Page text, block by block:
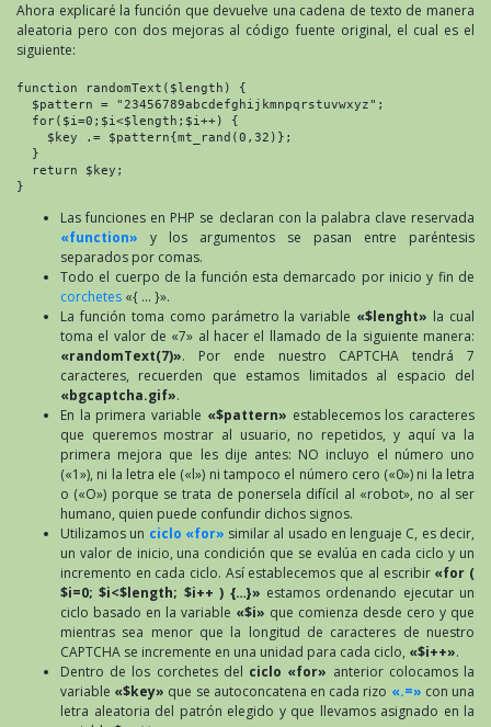
Ahora explicaré la función que devuelve una cadena de texto de manera
aleatoria pero con dos mejoras al código fuente original, el cual es el
siguiente:
function randomText($length) {
$pattern = "23456789abcdefghijkmnpqrstuvwxyz";
for($i=0;$i<$length;$i++) {
$key .= $pattern{mt_rand(0,32)};
}
return $key;
}
Las funciones en PHP se declaran con la palabra clave reservada
«function» y los argumentos se pasan entre paréntesis
separados por comas.
Todo el cuerpo de la función esta demarcado por inicio y fin de
corchetes «{ … }».
La función toma como parámetro la variable «$lenght» la cual
toma el valor de «7» al hacer el llamado de la siguiente manera:
«randomText(7)». Por ende nuestro CAPTCHA tendrá 7
caracteres, recuerden que estamos limitados al espacio del
«bgcaptcha.gif».
En la primera variable «$pattern» establecemos los caracteres
que queremos mostrar al usuario, no repetidos, y aquí va la
primera mejora que les dije antes: NO incluyo el número uno
(«1»), ni la letra ele («l») ni tampoco el número cero («0») ni la letra
o («O») porque se trata de ponersela difícil al «robot», no al ser
humano, quien puede confundir dichos signos.
Utilizamos un ciclo «for» similar al usado en lenguaje C, es decir,
un valor de inicio, una condición que se evalúa en cada ciclo y un
incremento en cada ciclo. Así establecemos que al escribir «for (
$i=0; $i<$length; $i++ ) {…}» estamos ordenando ejecutar un
ciclo basado en la variable «$i» que comienza desde cero y que
mientras sea menor que la longitud de caracteres de nuestro
CAPTCHA se incremente en una unidad para cada ciclo, «$i++».
Dentro de los corchetes del ciclo «for» anterior colocamos la
variable «$key» que se autoconcatena en cada rizo «.=» con una
letra aleatoria del patrón elegido y que llevamos asignado en la